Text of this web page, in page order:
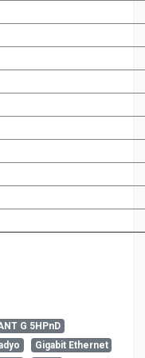
İlk soruyu siz
G 5HPnD
Gigabit Ethernet